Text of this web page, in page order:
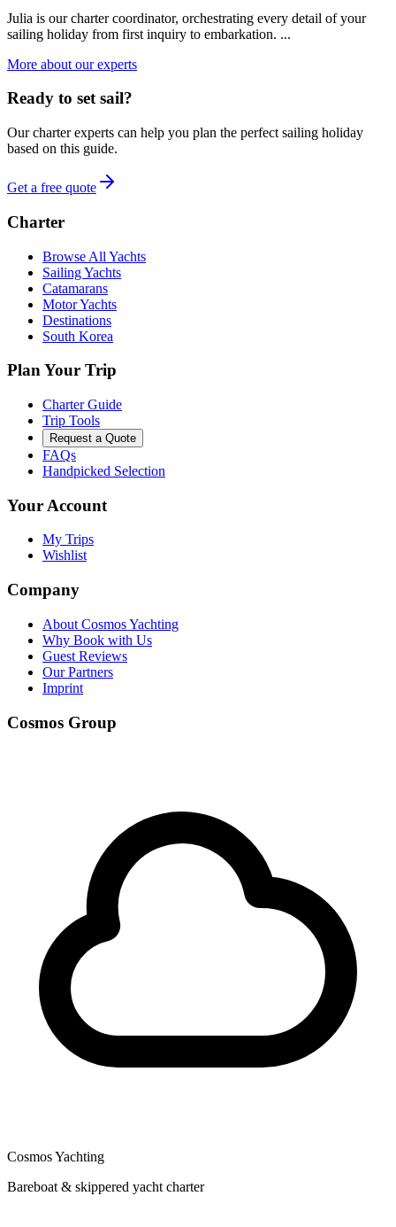
Julia is our charter coordinator, orchestrating every detail of your
sailing holiday from first inquiry to embarkation. ...
More about our experts
Ready to set sail?
Our charter experts can help you plan the perfect sailing holiday
based on this guide.
Get a free quote
Charter
Browse All Yachts
Sailing Yachts
Catamarans
Motor Yachts
Destinations
South Korea
Plan Your Trip
Charter Guide
Trip Tools
Request a Quote
FAQs
Handpicked Selection
Your Account
My Trips
Wishlist
Company
About Cosmos Yachting
Why Book with Us
Guest Reviews
Our Partners
Imprint
Cosmos Group
Cosmos Yachting
Bareboat & skippered yacht charter